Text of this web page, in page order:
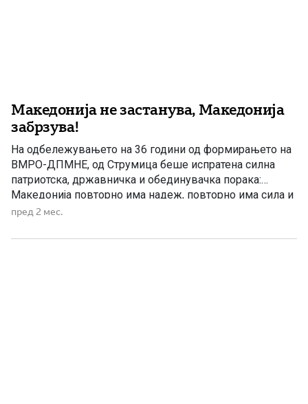
Македонија не застанува, Македонија
забрзува!
На одбележувањето на 36 години од формирањето на
ВМРО-ДПМНЕ, од Струмица беше испратена силна
патриотска, државничка и обединувачка порака:
Македонија повторно има надеж, повторно има сила и
повторно има народ кој верува во себе. Претседателот
својот говор порача дека овој јубилеј не е само
пред 2 мес.